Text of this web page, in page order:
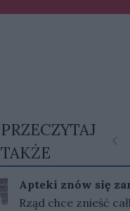
PRZECZYTAJ
TAKŻE
Apteki znów się
Ale nie bez
Rząd chce znieść